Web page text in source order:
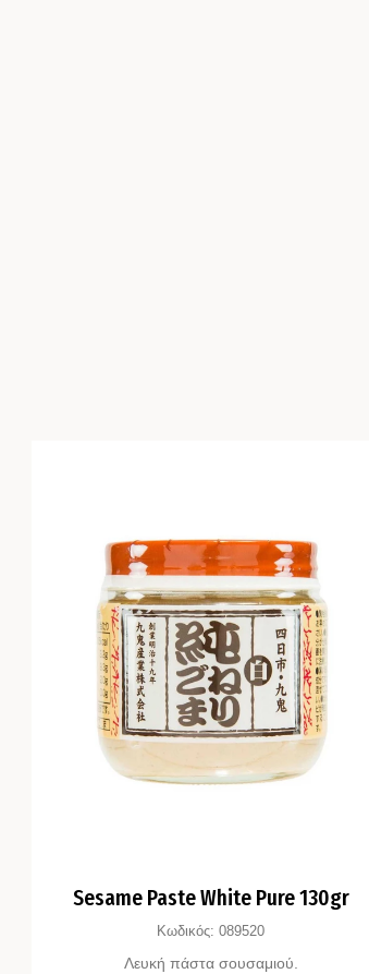
Sesame Paste White Pure 130gr
Κωδικός: 089520
Λευκή πάστα σουσαμιού.